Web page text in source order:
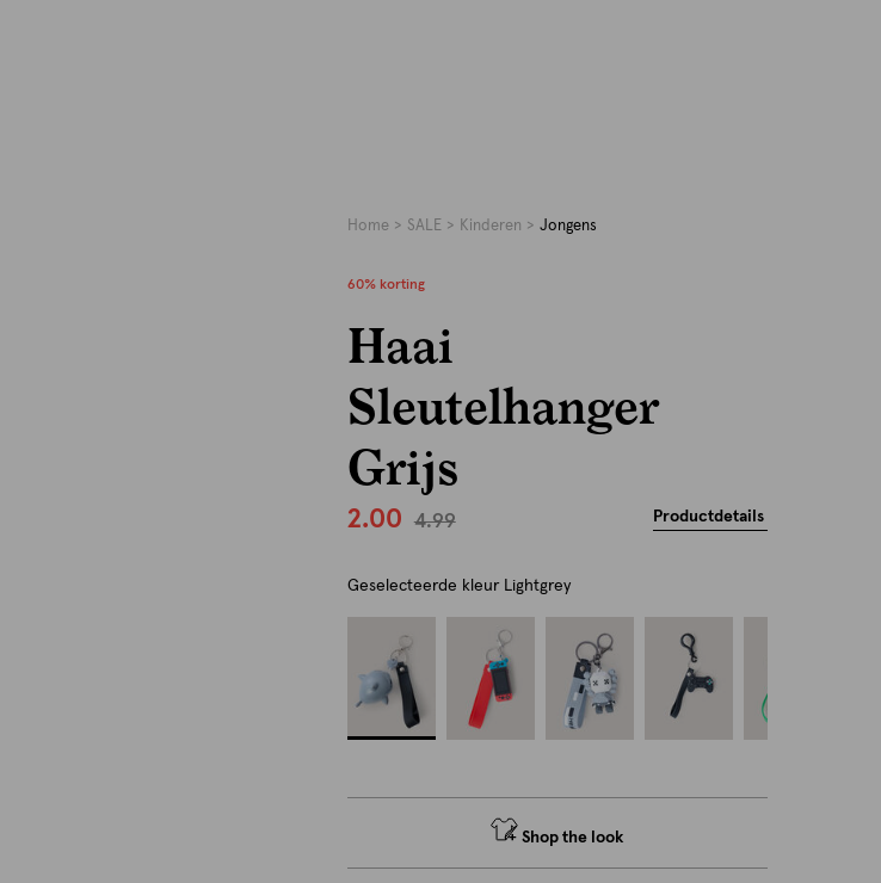
Home SALE Kinderen Jongens
60% korting
Haai
Sleutelhanger
Grijs
2.00 4.99 Productdetails
Geselecteerde kleur Lightgrey
Shop the look